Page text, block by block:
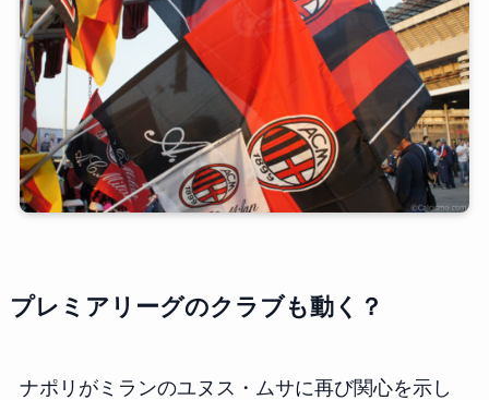
プレミアリーグのクラブも動く？
ナポリがミランのユヌス・ムサに再び関心を示し